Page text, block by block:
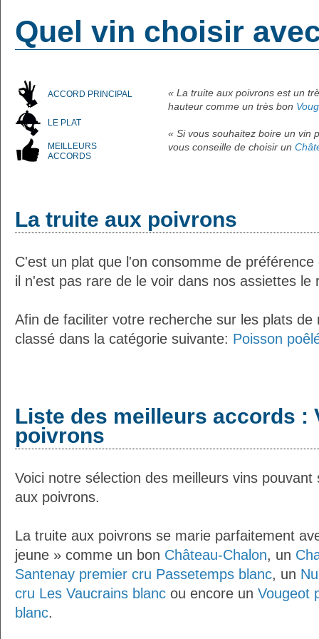
Quel vin choisir
ACCORD PRINCIPAL
LE PLAT
MEILLEURS
ACCORDS
« La truite aux poivrons est un
hauteur comme un très bon
« Si vous souhaitez boire un vin
vous conseille de choisir un
La truite aux poivrons
C'est un plat que l'on consomme de
il n'est pas rare de le voir dans nos assiettes le
Afin de faciliter votre recherche sur les plats
classé dans la catégorie suivante: Poisson
Liste des meilleurs accords :
poivrons
Voici notre sélection des meilleurs vins
aux poivrons.
La truite aux poivrons se marie parfaitement
jeune » comme un bon Château-Chalon, un
Santenay premier cru Passetemps blanc, un
cru Les Vaucrains blanc ou encore un Vougeot
blanc.